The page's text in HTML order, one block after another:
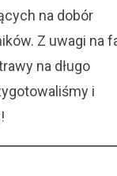
na dobór
Z uwagi na
na długo
i